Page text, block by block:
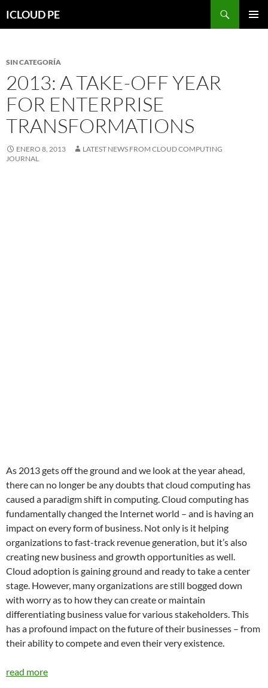
hacia
ICLOUD PE
SIN CATEGORÍA
2013: A TAKE-OFF YEAR
FOR ENTERPRISE
TRANSFORMATIONS
ENERO 8, 2013
LATEST NEWS FROM CLOUD COMPUTING
JOURNAL
As 2013 gets off the ground and we look at the year ahead,
there can no longer be any doubts that cloud computing has
caused a paradigm shift in computing. Cloud computing has
fundamentally changed the Internet world – and is having an
impact on every form of business. Not only is it helping
organizations to fast-track revenue generation, but it’s also
creating new business and growth opportunities as well.
Cloud adoption is gaining ground and ready to take a center
stage. However, many organizations are still bogged down
with worry as to how they can create or maintain
differentiating business value for various stakeholders. This
has a profound impact on the future of their businesses – from
their ability to compete and even their very existence.
read more